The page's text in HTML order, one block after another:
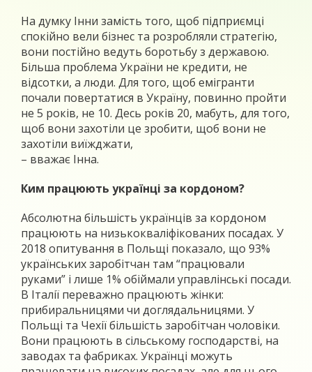
На думку Інни замість того, щоб підприємці
спокійно вели бізнес та розробляли стратегію,
вони постійно ведуть боротьбу з державою.
Більша проблема України не кредити, не
відсотки, а люди. Для того, щоб емігранти
почали повертатися в Україну, повинно пройти
не 5 років, не 10. Десь років 20, мабуть, для того,
щоб вони захотіли це зробити, щоб вони не
захотіли виїжджати,
– вважає Інна.
Ким працюють українці за кордоном?
Абсолютна більшість українців за кордоном
працюють на низькокваліфікованих посадах. У
2018 опитування в Польщі показало, що 93%
українських заробітчан там “працювали
руками” і лише 1% обіймали управлінські посади.
В Італії переважно працюють жінки:
прибиральницями чи доглядальницями. У
Польщі та Чехії більшість заробітчан чоловіки.
Вони працюють в сільському господарстві, на
заводах та фабриках. Українці можуть